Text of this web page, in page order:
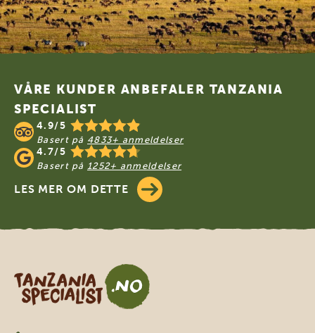
Footer
VÅRE KUNDER ANBEFALER TANZANIA
SPECIALIST
4.9/5
Basert på 4833+ anmeldelser
4.7/5
Basert på 1252+ anmeldelser
LES MER OM DETTE
Tanzania Specialist